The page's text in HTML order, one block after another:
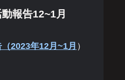
報告12~1月
2023年12月~1月 ）